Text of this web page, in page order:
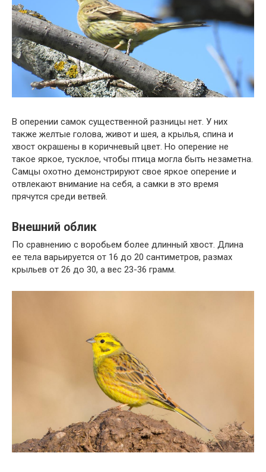
В оперении самок существенной разницы нет. У них
также желтые голова, живот и шея, а крылья, спина и
хвост окрашены в коричневый цвет. Но оперение не
такое яркое, тусклое, чтобы птица могла быть незаметна.
Самцы охотно демонстрируют свое яркое оперение и
отвлекают внимание на себя, а самки в это время
прячутся среди ветвей.
Внешний облик
По сравнению с воробьем более длинный хвост. Длина
ее тела варьируется от 16 до 20 сантиметров, размах
крыльев от 26 до 30, а вес 23-36 грамм.